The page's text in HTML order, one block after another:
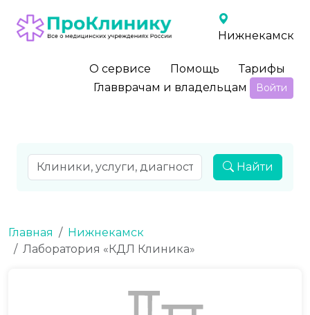
Нижнекамск
О сервисе Помощь
Тарифы
Главврачам и владельцам
Войти
Найти
Главная
Нижнекамск
Лаборатория «КДЛ Клиника»